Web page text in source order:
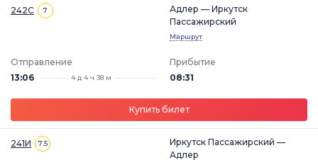
242С 7
Адлер — Иркутск
Пассажирский
Маршрут
Отправление
13:06
4 д 4 ч 38 м
Прибытие
08:31
Купить билет
241И 7.5
Иркутск Пассажирский —
Адлер